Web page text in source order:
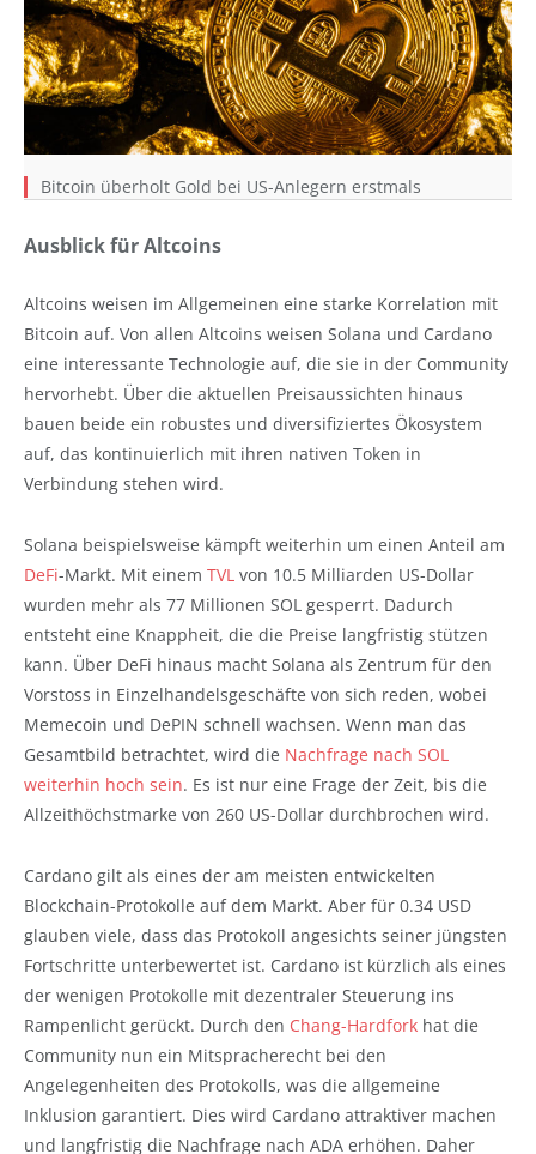
Bitcoin überholt Gold bei US-Anlegern erstmals
Ausblick für Altcoins
Altcoins weisen im Allgemeinen eine starke Korrelation mit
Bitcoin auf. Von allen Altcoins weisen Solana und Cardano
eine interessante Technologie auf, die sie in der Community
hervorhebt. Über die aktuellen Preisaussichten hinaus
bauen beide ein robustes und diversifiziertes Ökosystem
auf, das kontinuierlich mit ihren nativen Token in
Verbindung stehen wird.
Solana beispielsweise kämpft weiterhin um einen Anteil am
DeFi-Markt. Mit einem TVL von 10.5 Milliarden US-Dollar
wurden mehr als 77 Millionen SOL gesperrt. Dadurch
entsteht eine Knappheit, die die Preise langfristig stützen
kann. Über DeFi hinaus macht Solana als Zentrum für den
Vorstoss in Einzelhandelsgeschäfte von sich reden, wobei
Memecoin und DePIN schnell wachsen. Wenn man das
Gesamtbild betrachtet, wird die Nachfrage nach SOL
weiterhin hoch sein. Es ist nur eine Frage der Zeit, bis die
Allzeithöchstmarke von 260 US-Dollar durchbrochen wird.
Cardano gilt als eines der am meisten entwickelten
Blockchain-Protokolle auf dem Markt. Aber für 0.34 USD
glauben viele, dass das Protokoll angesichts seiner jüngsten
Fortschritte unterbewertet ist. Cardano ist kürzlich als eines
der wenigen Protokolle mit dezentraler Steuerung ins
Rampenlicht gerückt. Durch den Chang-Hardfork hat die
Community nun ein Mitspracherecht bei den
Angelegenheiten des Protokolls, was die allgemeine
Inklusion garantiert. Dies wird Cardano attraktiver machen
und langfristig die Nachfrage nach ADA erhöhen. Daher